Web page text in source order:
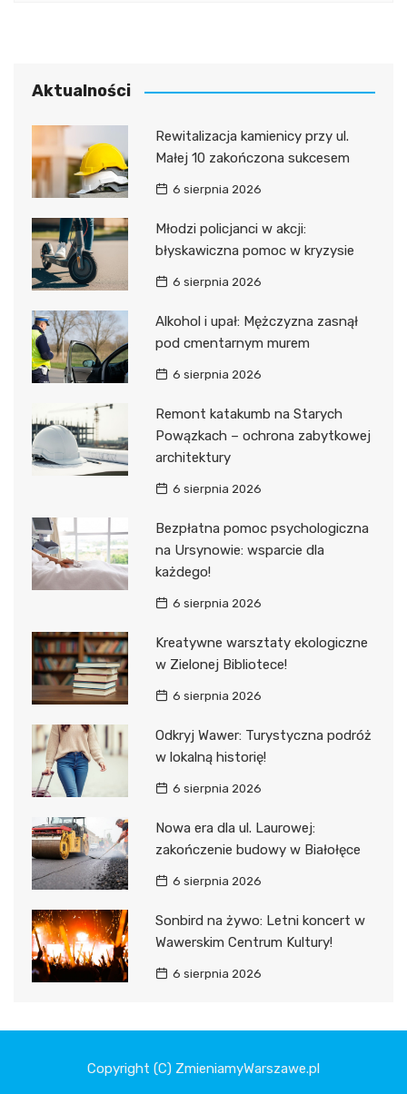
Aktualności
Rewitalizacja kamienicy przy ul.
Małej 10 zakończona sukcesem
6 sierpnia 2026
Młodzi policjanci w akcji:
błyskawiczna pomoc w kryzysie
6 sierpnia 2026
Alkohol i upał: Mężczyzna zasnął
pod cmentarnym murem
6 sierpnia 2026
Remont katakumb na Starych
Powązkach – ochrona zabytkowej
architektury
6 sierpnia 2026
Bezpłatna pomoc psychologiczna
na Ursynowie: wsparcie dla
każdego!
6 sierpnia 2026
Kreatywne warsztaty ekologiczne
w Zielonej Bibliotece!
6 sierpnia 2026
Odkryj Wawer: Turystyczna podróż
w lokalną historię!
6 sierpnia 2026
Nowa era dla ul. Laurowej:
zakończenie budowy w Białołęce
6 sierpnia 2026
Sonbird na żywo: Letni koncert w
Wawerskim Centrum Kultury!
6 sierpnia 2026
Copyright (C) ZmieniamyWarszawe.pl